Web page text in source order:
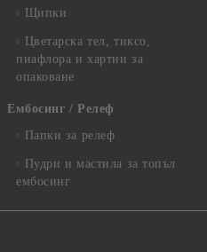
Щипки
Цветарска тел, тиксо,
пиафлора и хартии за
опаковане
Ембосинг / Релеф
Папки за релеф
Пудри и мастила за топъл
ембосинг